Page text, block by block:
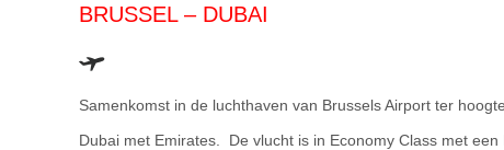
BRUSSEL – DUBAI
Samenkomst in de luchthaven van Brussels Airport ter
Dubai met Emirates. De vlucht is in Economy Class met